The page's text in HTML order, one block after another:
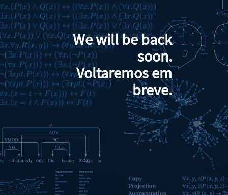
We will be back
soon.
Voltaremos em
breve.